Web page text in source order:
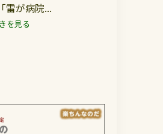
雷が病院...
を見る